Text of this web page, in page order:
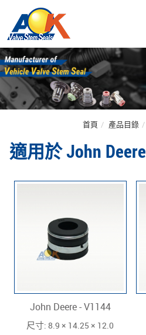
首頁 產品目錄
適用於 John Deere
John Deere - V1144
尺寸: 8.9 × 14.25 × 12.0